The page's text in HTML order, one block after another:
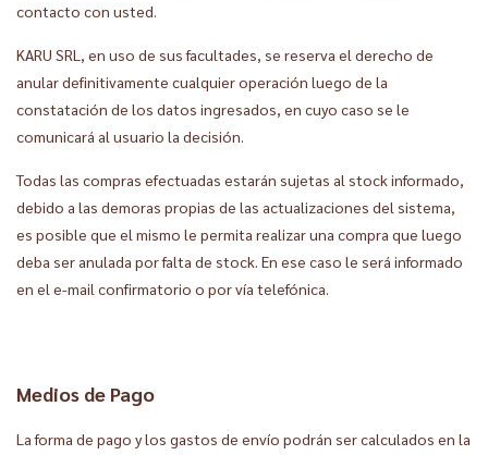
contacto con usted.
KARU SRL, en uso de sus facultades, se reserva el derecho de
anular definitivamente cualquier operación luego de la
constatación de los datos ingresados, en cuyo caso se le
comunicará al usuario la decisión.
Todas las compras efectuadas estarán sujetas al stock informado,
debido a las demoras propias de las actualizaciones del sistema,
es posible que el mismo le permita realizar una compra que luego
deba ser anulada por falta de stock. En ese caso le será informado
en el e-mail confirmatorio o por vía telefónica.
Medios de Pago
La forma de pago y los gastos de envío podrán ser calculados en la